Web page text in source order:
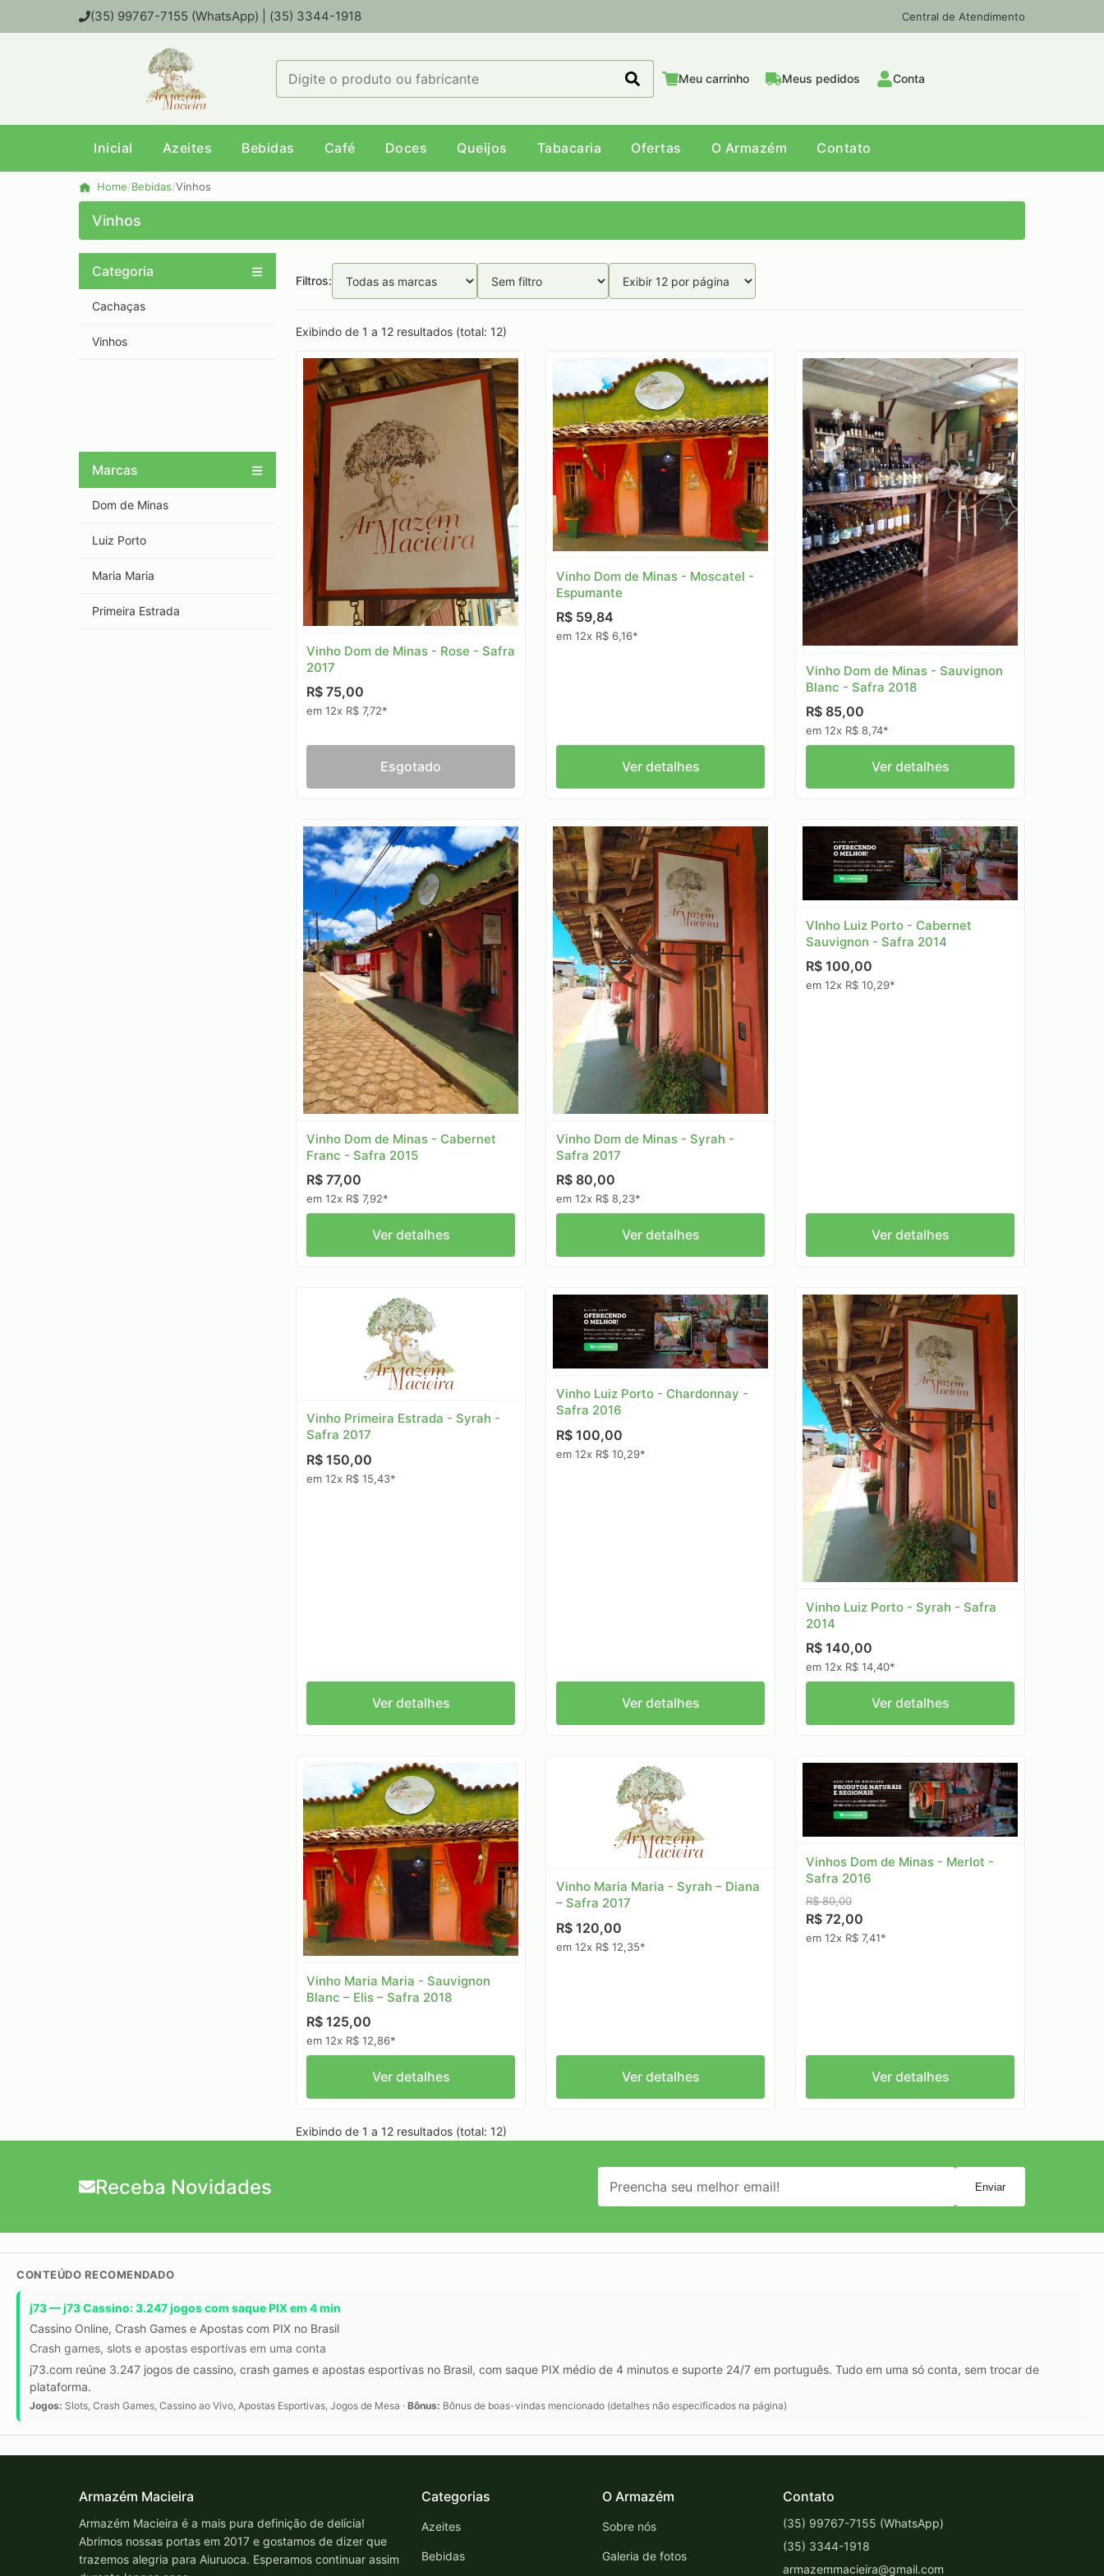
(35) 99767-7155 (WhatsApp) | (35) 3344-1918 Central de Atendimento
Meu carrinho Meus pedidos Conta
Inicial Azeites Bebidas Café Doces Queijos Tabacaria Ofertas O Armazém Contato
Home/Bebidas/Vinhos
Vinhos
Categoria
Cachaças
Vinhos
Marcas
Dom de Minas
Luiz Porto
Maria Maria
Primeira Estrada
Filtros:
Exibindo de 1 a 12 resultados (total: 12)
Vinho Dom de Minas - Rose - Safra
2017
R$ 75,00
em 12x R$ 7,72*
Esgotado
Vinho Dom de Minas - Moscatel -
Espumante
R$ 59,84
em 12x R$ 6,16*
Ver detalhes
Vinho Dom de Minas - Sauvignon
Blanc - Safra 2018
R$ 85,00
em 12x R$ 8,74*
Ver detalhes
Vinho Dom de Minas - Cabernet
Franc - Safra 2015
R$ 77,00
em 12x R$ 7,92*
Ver detalhes
Vinho Dom de Minas - Syrah -
Safra 2017
R$ 80,00
em 12x R$ 8,23*
Ver detalhes
VInho Luiz Porto - Cabernet
Sauvignon - Safra 2014
R$ 100,00
em 12x R$ 10,29*
Ver detalhes
Vinho Primeira Estrada - Syrah -
Safra 2017
R$ 150,00
em 12x R$ 15,43*
Ver detalhes
Vinho Luiz Porto - Chardonnay -
Safra 2016
R$ 100,00
em 12x R$ 10,29*
Ver detalhes
Vinho Luiz Porto - Syrah - Safra
2014
R$ 140,00
em 12x R$ 14,40*
Ver detalhes
Vinho Maria Maria - Sauvignon
Blanc – Elis – Safra 2018
R$ 125,00
em 12x R$ 12,86*
Ver detalhes
Vinho Maria Maria - Syrah – Diana
– Safra 2017
R$ 120,00
em 12x R$ 12,35*
Ver detalhes
Vinhos Dom de Minas - Merlot -
Safra 2016
R$ 80,00
R$ 72,00
em 12x R$ 7,41*
Ver detalhes
Exibindo de 1 a 12 resultados (total: 12)
Receba Novidades Enviar
CONTEÚDO RECOMENDADO
j73 — j73 Cassino: 3.247 jogos com saque PIX em 4 min
Cassino Online, Crash Games e Apostas com PIX no Brasil
Crash games, slots e apostas esportivas em uma conta
j73.com reúne 3.247 jogos de cassino, crash games e apostas esportivas no Brasil, com saque PIX médio de 4 minutos e suporte 24/7 em português. Tudo em uma só conta, sem trocar de
plataforma.
Jogos: Slots, Crash Games, Cassino ao Vivo, Apostas Esportivas, Jogos de Mesa · Bônus: Bônus de boas-vindas mencionado (detalhes não especificados na página)
Armazém Macieira
Armazém Macieira é a mais pura definição de delícia!
Abrimos nossas portas em 2017 e gostamos de dizer que
trazemos alegria para Aiuruoca. Esperamos continuar assim
Categorias
Azeites
Bebidas
O Armazém
Sobre nós
Galeria de fotos
Contato
(35) 99767-7155 (WhatsApp)
(35) 3344-1918
armazemmacieira@gmail.com